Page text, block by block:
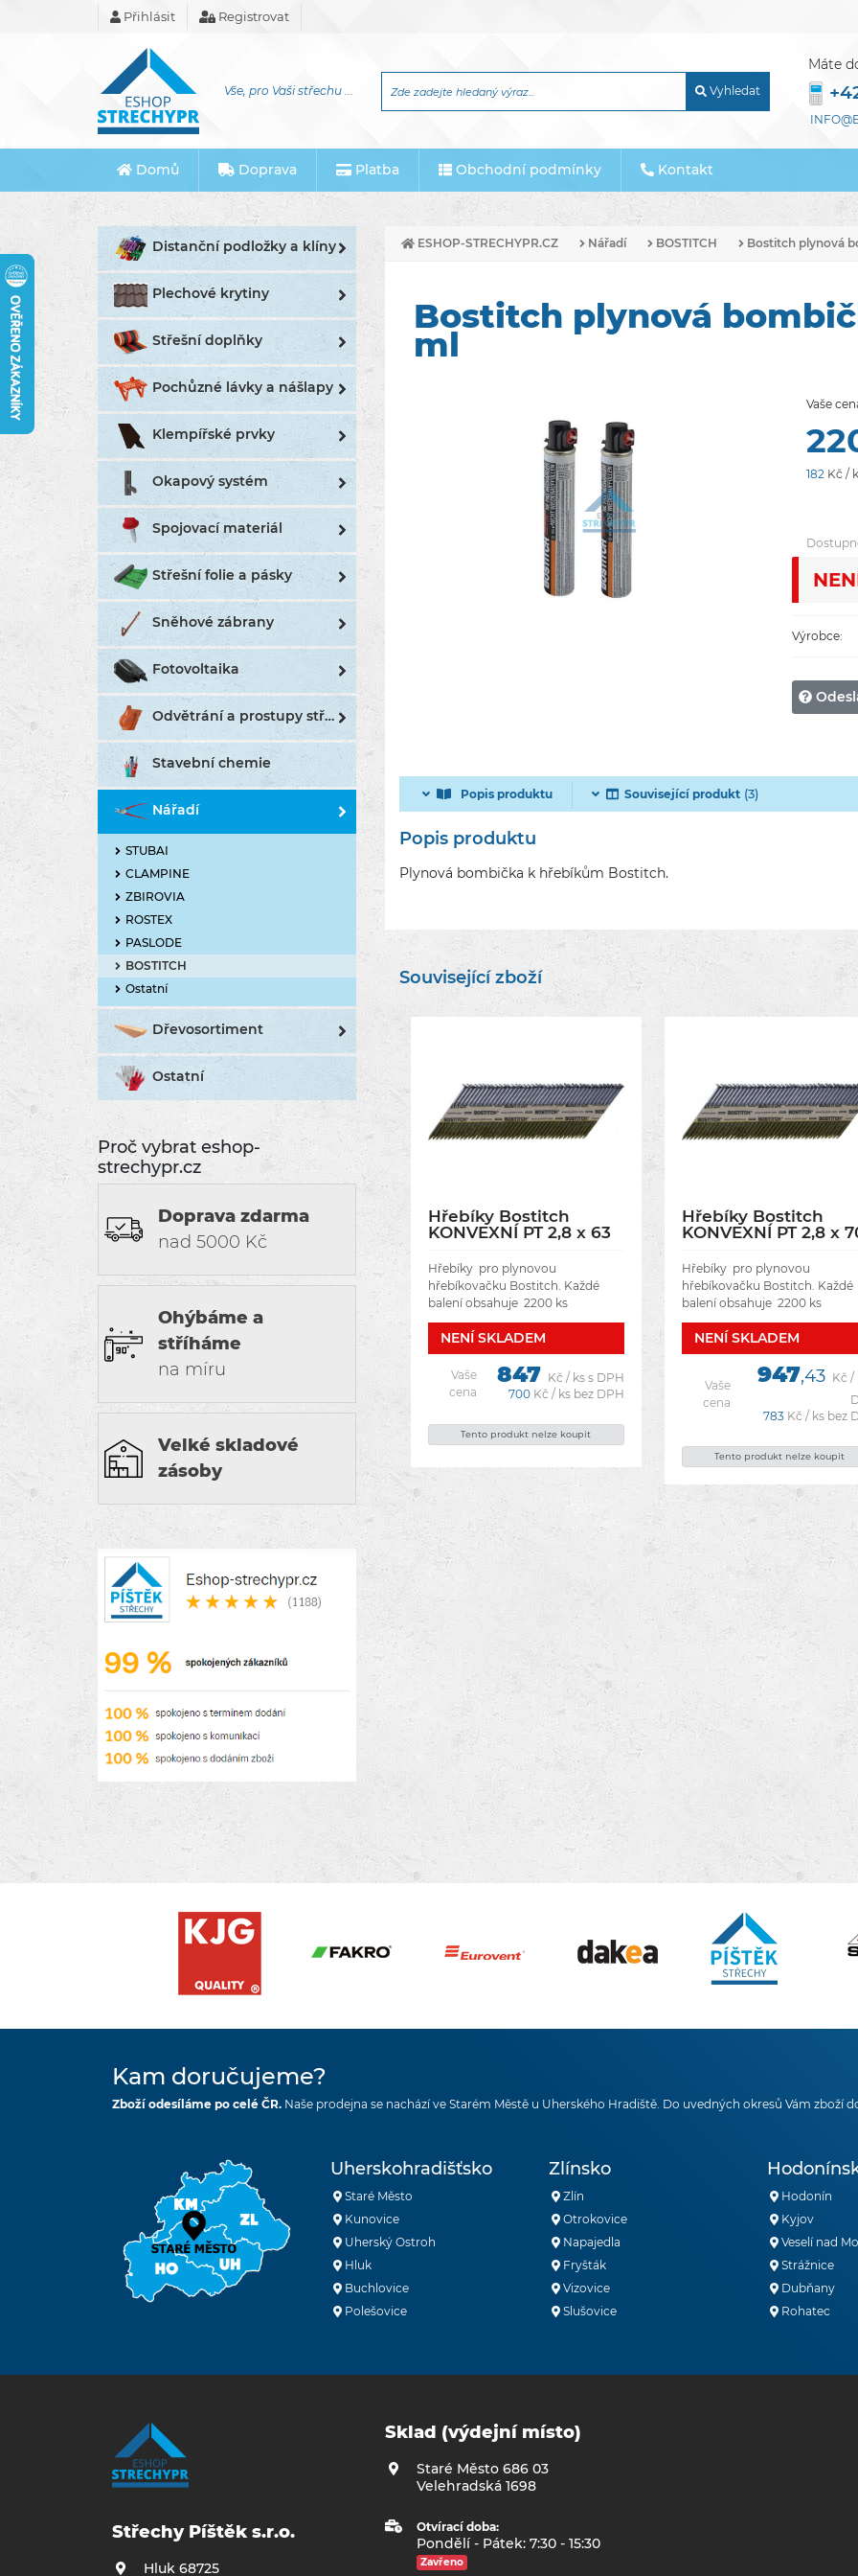
Přihlásit Registrovat
Vše, pro Vaši střechu ... Vyhledat
Máte
Domů Doprava Platba Obchodní podmínky Kontakt
Distanční podložky a klíny
Plechové krytiny
Střešní doplňky
Pochůzné lávky a nášlapy
Klempířské prvky
Okapový systém
Spojovací materiál
Střešní folie a pásky
Sněhové zábrany
Fotovoltaika
Odvětrání a prostupy střechou
Stavební chemie
Nářadí
STUBAI
CLAMPINE
ZBIROVIA
ROSTEX
PASLODE
BOSTITCH
Ostatní
Dřevosortiment
Ostatní
Proč vybrat eshop-
strechypr.cz
Doprava zdarma
nad 5000 Kč
Ohýbáme a
stříháme
na míru
Velké skladové
zásoby
ESHOP-STRECHYPR.CZ Nářadí BOSTITCH Bostitch plynová
Bostitch plynová
ml
Vaše
182 Kč /
Výrobce:
Popis produktu Související produkt(3)
Popis produktu
Plynová bombička k hřebíkům Bostitch.
Související zboží
Hřebíky Bostitch
KONVEXNÍ PT 2,8 x 63
Hřebíky pro plynovou
hřebíkovačku Bostitch. Každé
balení obsahuje 2200 ks
páskovaných hřebíků. Hřebíky s
kruhovou hlavou
konvexní(kroužkové), v papírové
pásce sklon
NENÍ­ SKLADEM
Vaše
cena
847 Kč / ks s DPH
700 Kč / ks bez DPH
Tento produkt nelze koupit
Hřebíky Bostitch
KONVEXNÍ PT 2,8 x
Hřebíky pro plynovou
hřebíkovačku Bostitch. Každé
balení obsahuje 2200 ks
páskovaných hřebíků. Hřebíky
kruhovou hlavou
konvexní(kroužkové), v
NENÍ­ SKLADEM
Vaše
cena
947,43 Kč /
783 Kč / ks bez
Tento produkt nelze koupit
Kam doručujeme?
Zboží odesíláme po celé ČR. Naše prodejna se nachází ve Starém Městě u Uherského Hradiště. Do uvedných okresů Vám zboží
Uherskohradišťsko
Staré Město
Kunovice
Uherský Ostroh
Hluk
Buchlovice
Polešovice
Zlínsko
Zlín
Otrokovice
Napajedla
Fryšták
Vizovice
Slušovice
Hodonín
Kyjov
Veselí nad
Strážnice
Dubňany
Rohatec
Střechy Píštěk s.r.o.
Hluk 68725
Sklad (výdejní místo)
Staré Město 686 03
Velehradská 1698
Otvírací doba:
Pondělí - Pátek: 7:30 - 15:30
Zavřeno